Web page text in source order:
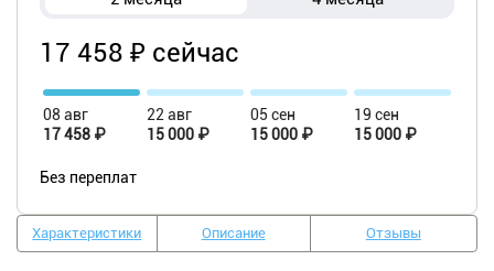
17 458 ₽ сейчас
08 авг
17 458 ₽
22 авг
15 000 ₽
05 сен
15 000 ₽
19 сен
15 000 ₽
Без переплат
Характеристики Описание Отзывы